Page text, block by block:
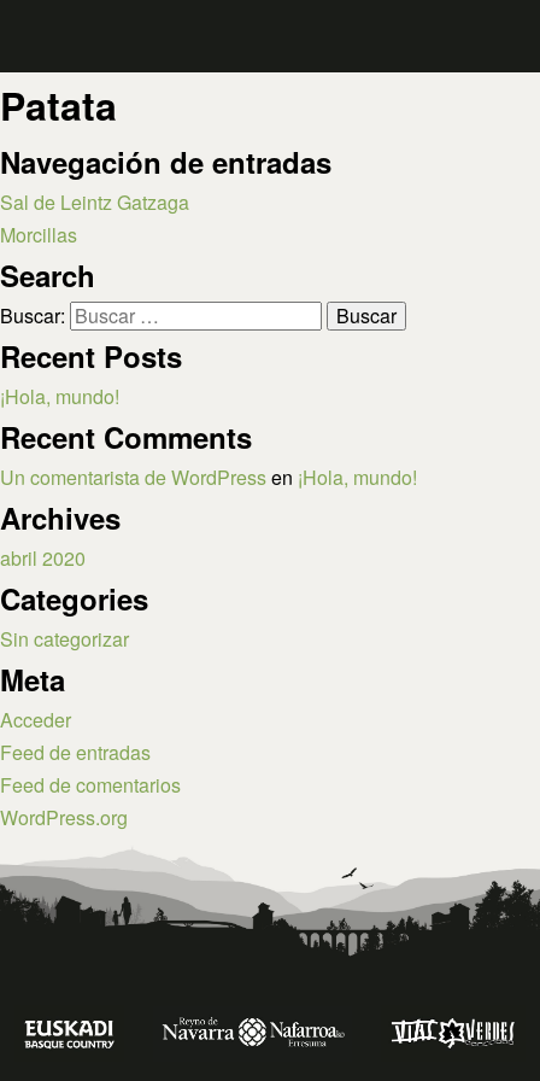
Patata
Navegación de entradas
Sal de Leintz Gatzaga
Morcillas
Search
Buscar:
Recent Posts
¡Hola, mundo!
Recent Comments
Un comentarista de WordPressen ¡Hola, mundo!
Archives
abril 2020
Categories
Sin categorizar
Meta
Acceder
Feed de entradas
Feed de comentarios
WordPress.org